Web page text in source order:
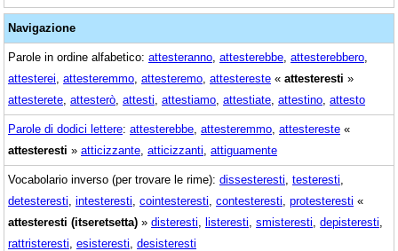
Navigazione
Parole in ordine alfabetico: attesteranno attesterebbe attesterebbero
attesterei attesteremmo attesteremo attestereste « attesteresti »
attesterete attesterò attesti attestiamo attestiate attestino attesto
Parole di dodici lettere: attesterebbe attesteremmo attestereste «
attesteresti » atticizzante atticizzanti attiguamente
Vocabolario inverso (per trovare le rime): dissesteresti testeresti
detesteresti intesteresti cointesteresti contesteresti protesteresti «
attesteresti (itseretsetta) » disteresti listeresti smisteresti depisteresti
rattristeresti esisteresti desisteresti